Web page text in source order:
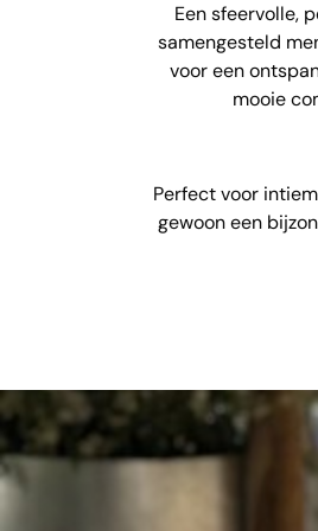
Een sfeervolle,
samengesteld
voor een
mooie
Perfect voor
gewoon een